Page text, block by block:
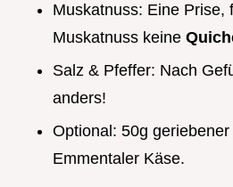
Muskatnuss: Eine Prise,
Muskatnuss keine
Salz & Pfeffer: Nach
anders!
Optional: 50g
Emmentaler Käse.